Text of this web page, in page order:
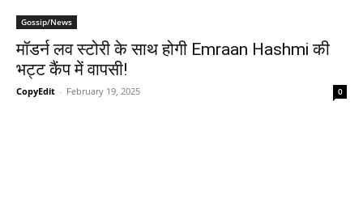
Gossip/News
मॉडर्न लव स्टोरी के साथ होगी Emraan Hashmi की
भट्ट कैंप में वापसी!
CopyEdit - February 19, 2025 0